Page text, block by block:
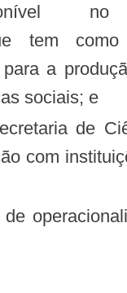
no
que tem
a
sociais; e
com